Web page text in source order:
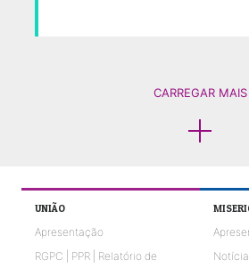
CARREGAR MAIS
UNIÃO
Apresentação
RGPC | PPR | Relatório de